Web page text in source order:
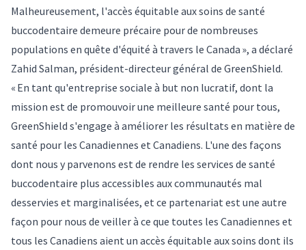
Malheureusement, l'accès équitable aux soins de santé
buccodentaire demeure précaire pour de nombreuses
populations en quête d'équité à travers le Canada », a déclaré
Zahid Salman, président-directeur général de GreenShield.
« En tant qu'entreprise sociale à but non lucratif, dont la
mission est de promouvoir une meilleure santé pour tous,
GreenShield s'engage à améliorer les résultats en matière de
santé pour les Canadiennes et Canadiens. L'une des façons
dont nous y parvenons est de rendre les services de santé
buccodentaire plus accessibles aux communautés mal
desservies et marginalisées, et ce partenariat est une autre
façon pour nous de veiller à ce que toutes les Canadiennes et
tous les Canadiens aient un accès équitable aux soins dont ils